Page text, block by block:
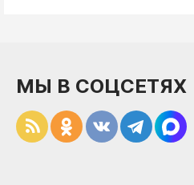
МЫ В СОЦСЕТЯХ